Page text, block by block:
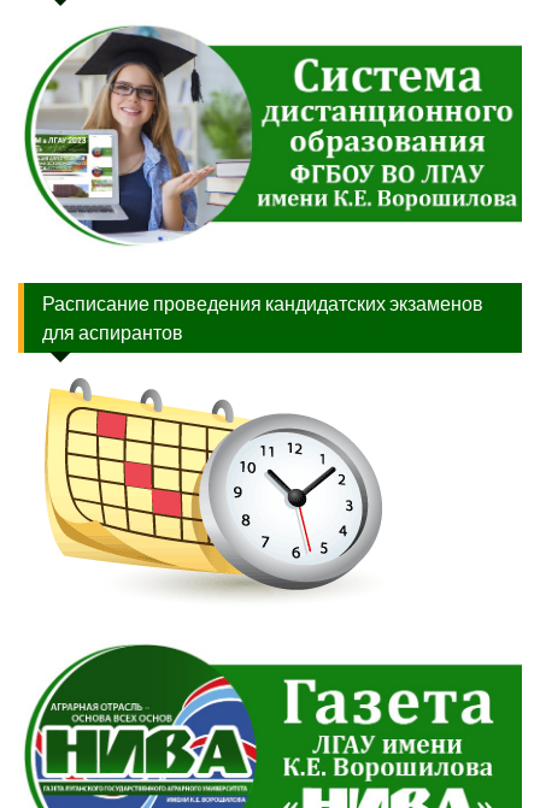
Расписание проведения кандидатских экзаменов
для аспирантов